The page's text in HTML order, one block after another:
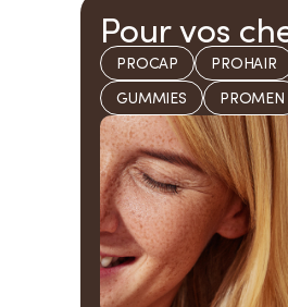
Pour vos
PROCAP
PROHAIR
GUMMIES
PROMEN